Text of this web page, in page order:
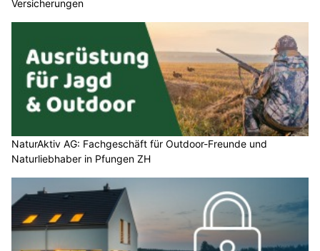
Versicherungen
NaturAktiv AG: Fachgeschäft für Outdoor-Freunde und
Naturliebhaber in Pfungen ZH